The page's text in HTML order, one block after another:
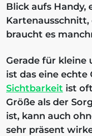
Blick aufs Handy,
Kartenausschnitt,
braucht es
Gerade für
ist das eine echte
Sichtbarkeit ist
Größe als der
ist, kann auch
sehr präsent